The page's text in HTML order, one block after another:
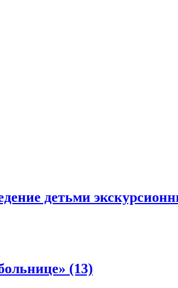
детьми
(13)